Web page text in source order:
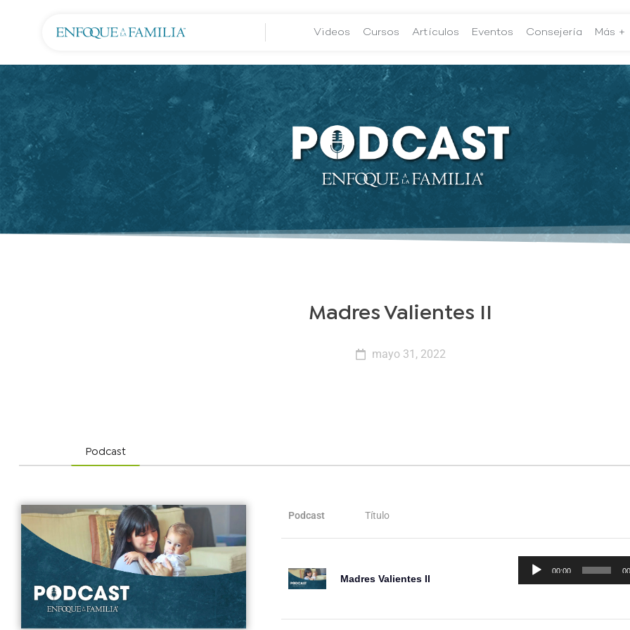
Videos Cursos Artículos Eventos Consejería Más +
Madres Valientes II
mayo 31, 2022
Podcast
Podcast Título
Madres Valientes II
Reproductor
00:00